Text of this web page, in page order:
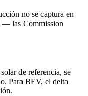
no se captura en
— las Commission
de referencia, se
Para BEV, el delta